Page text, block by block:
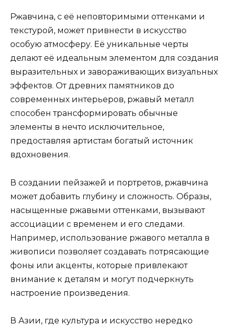
Ржавчина, с её неповторимыми оттенками и
текстурой, может привнести в искусство
особую атмосферу. Её уникальные черты
делают её идеальным элементом для создания
выразительных и завораживающих визуальных
эффектов. От древних памятников до
современных интерьеров, ржавый металл
способен трансформировать обычные
элементы в нечто исключительное,
предоставляя артистам богатый источник
вдохновения.
В создании пейзажей и портретов, ржавчина
может добавить глубину и сложность. Образы,
насыщенные ржавыми оттенками, вызывают
ассоциации с временем и его следами.
Например, использование ржавого металла в
живописи позволяет создавать потрясающие
фоны или акценты, которые привлекают
внимание к деталям и могут подчеркнуть
настроение произведения.
В Азии, где культура и искусство нередко